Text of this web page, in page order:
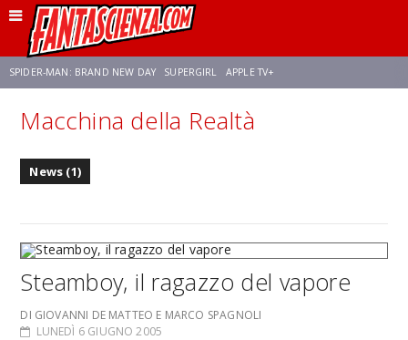
SPIDER-MAN: BRAND NEW DAY SUPERGIRL APPLE TV+
FRANCO RICCIARDIELLO ZENDAYA STAR TREK AVENGERS: DOOMSDAY
Macchina della Realtà
News (1)
Steamboy, il ragazzo del vapore
DI GIOVANNI DE MATTEO E MARCO SPAGNOLI
LUNEDÌ 6 GIUGNO 2005